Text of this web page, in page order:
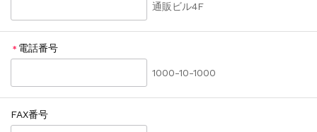
通販ビル4F
＊ 電話番号
1000-10-1000
FAX番号